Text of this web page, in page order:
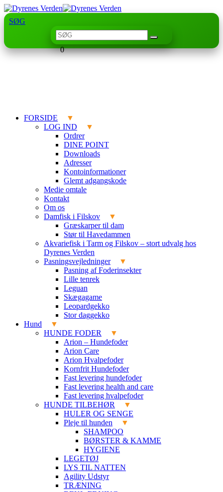
SØG
0
FORSIDE
LOG IND
Ordrer
DINE POINT
Downloads
Adresser
Kontoinformationer
Glemt adgangskode
Medie omtale
Kontakt
Om os
Damfisk i Filskov
Græskarper til dam
Stør til Havedammen
Akvariefisk i Tarm og Filskov – stort udvalg hos
Dyrenes Verden
Pasningsvejledninger
Pasning af Foderinsekter
Lille tenrek
Leguan
Skægagame
Leopardgekko
Stor daggekko
Hund
HUNDE FODER
Arion – Hundefoder
Arion Care
Arion Hvalpefoder
Kornfrit Hundefoder
Fast levering hundefoder
Fast levering health and care
Fast levering hvalpefoder
HUNDE TILBEHØR
HULER OG SENGE
Pleje til hunden
SHAMPOO
BØRSTER & KAMME
HYGIENE
LEGETØJ
LYS TIL NATTEN
Agility Udstyr
TRÆNING